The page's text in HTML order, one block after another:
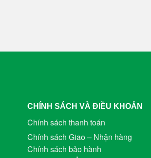
CHÍNH SÁCH VÀ ĐIỀU KHOẢN
Chính sách thanh toán
Chính sách Giao – Nhận hàng
Chính sách bảo hành